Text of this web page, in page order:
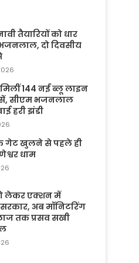
तैयारियों को धार
दो दिवसीय
144 नई ब्लू लाइन
सीएम भजनलाल
हरी झंडी
गेट खुलने से पहले ही
धाम
लेकर एक्शन में
अब मॉनिटरिंग
तक प्रसव सखी